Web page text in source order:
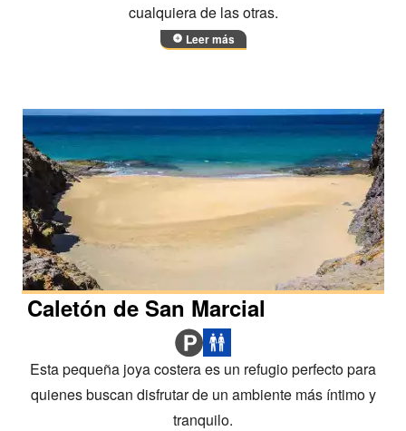
cualquiera de las otras.
Leer más
Caletón de San Marcial
Esta pequeña joya costera es un refugio perfecto para
quienes buscan disfrutar de un ambiente más íntimo y
tranquilo.